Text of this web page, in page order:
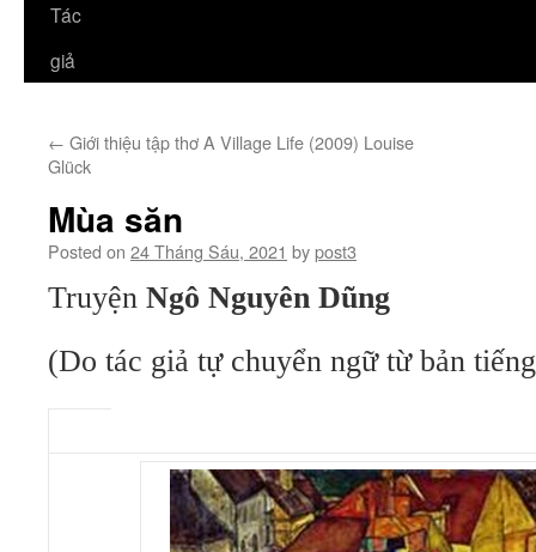
Tác
giả
← Giới thiệu tập thơ A Village Life (2009) Louise
Glück
Mùa săn
Posted on 24 Tháng Sáu, 2021 bypost3
Truyện Ngô Nguyên Dũng
(Do tác giả tự chuyển ngữ từ bản